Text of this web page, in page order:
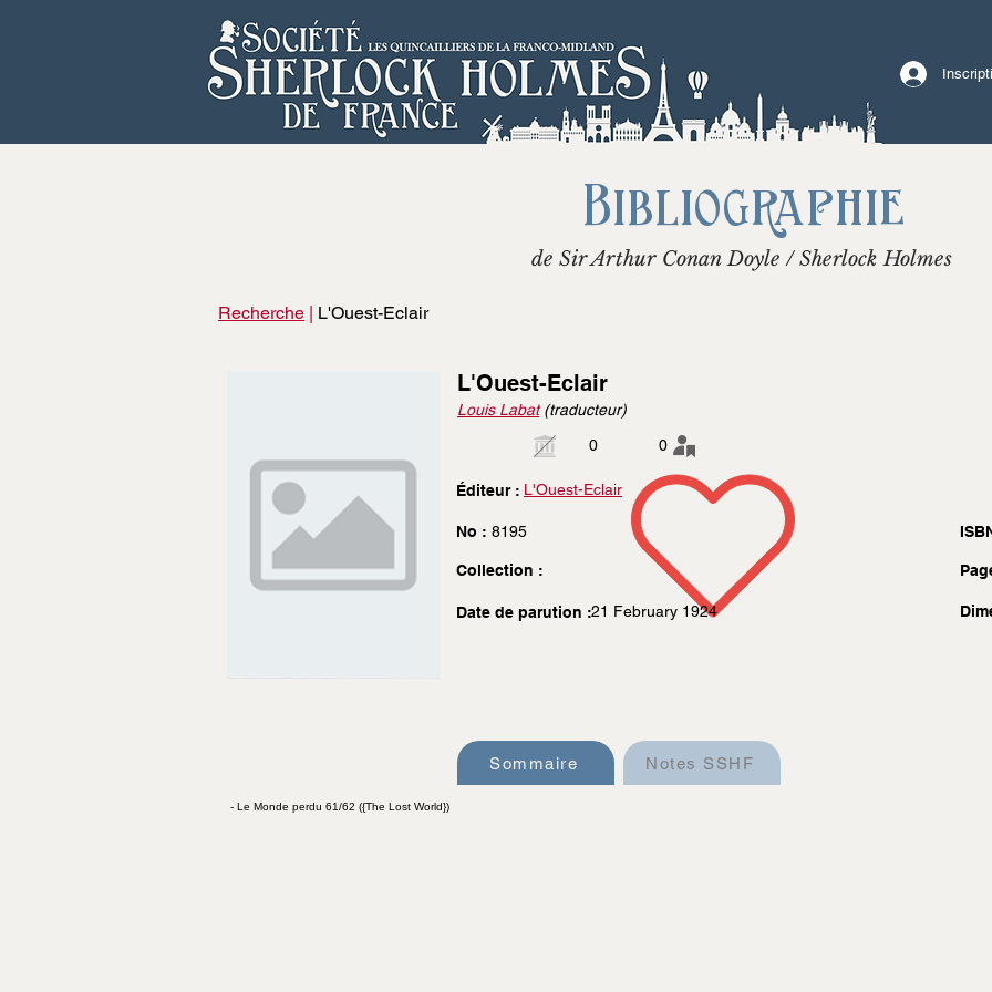
Bibliographie
de Sir Arthur Conan Doyle / Sherlock Holmes
Recherche | L'Ouest-Eclair
L'Ouest-Eclair
Louis Labat(traducteur)
0
0
Éditeur : L'Ouest-Eclair
No : 8195
Collection :
Date de parution :21 February 1924
Sommaire Notes SSHF
- Le Monde perdu 61/62 ({The Lost World})